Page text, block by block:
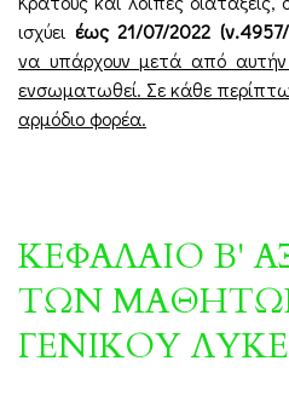
ισχύει έως 21/07/2022
να υπάρχουν μετά από αυτήν
ενσωματωθεί. Σε κάθε
αρμόδιο φορέα.
ΚΕΦΑΛΑΙΟ Β'
ΤΩΝ
ΓΕΝΙΚΟΥ